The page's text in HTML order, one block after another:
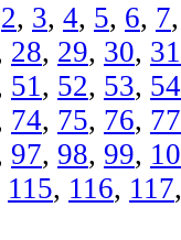
2, 3, 4, 5, 6, 7,
28, 29, 30, 31
51, 52, 53, 54
74, 75, 76, 77
97, 98, 99,
115, 116, 117,